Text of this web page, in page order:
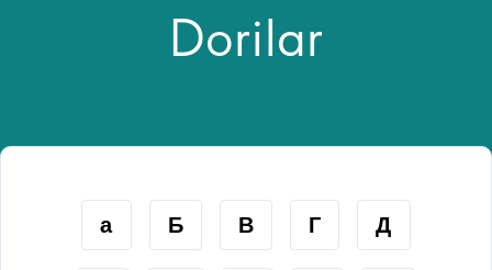
Dorilar
а Б В Г Д